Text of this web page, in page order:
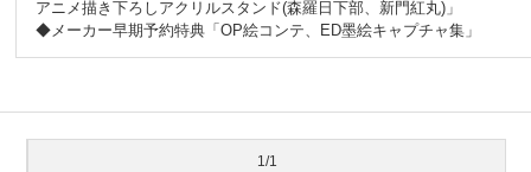
アニメ描き下ろしアクリルスタンド(森羅日下部、新門紅丸)」
◆メーカー早期予約特典「OP絵コンテ、ED墨絵キャプチャ集」
1/1